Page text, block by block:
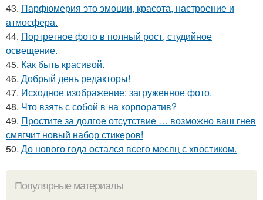
43. Парфюмерия это эмоции, красота, настроение и
атмосфера.
44. Портретное фото в полный рост, студийное
освещение.
45. Как быть красивой.
46. Добрый день редакторы!
47. Исходное изображение: загруженное фото.
48. Что взять с собой в на корпоратив?
49. Простите за долгое отсутствие … возможно ваш гнев
смягчит новый набор стикеров!
50. До нового года остался всего месяц с хвостиком.
Популярные материалы